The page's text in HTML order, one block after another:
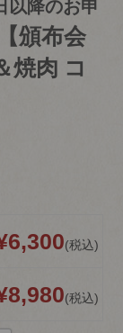
以降のお申
【頒布会
焼肉 コ
6,300 税込
8,980 税込